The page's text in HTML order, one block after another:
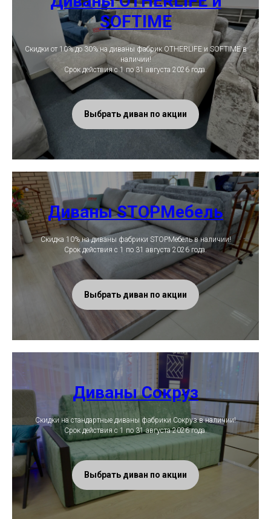
SOFTIME
Скидки от 10% до 30% на диваны фабрик OTHERLIFE и SOFTIME в
наличии!
Срок действия с 1 по 31 августа 2026 года.
Выбрать диван по акции
Диваны STOPМебель
Скидка 10% на диваны фабрики STOPМебель в наличии!
Срок действия с 1 по 31 августа 2026 года.
Выбрать диван по акции
Диваны Сокруз
Скидки на стандартные диваны фабрики Сокруз в наличии!
Срок действия с 1 по 31 августа 2026 года.
Выбрать диван по акции